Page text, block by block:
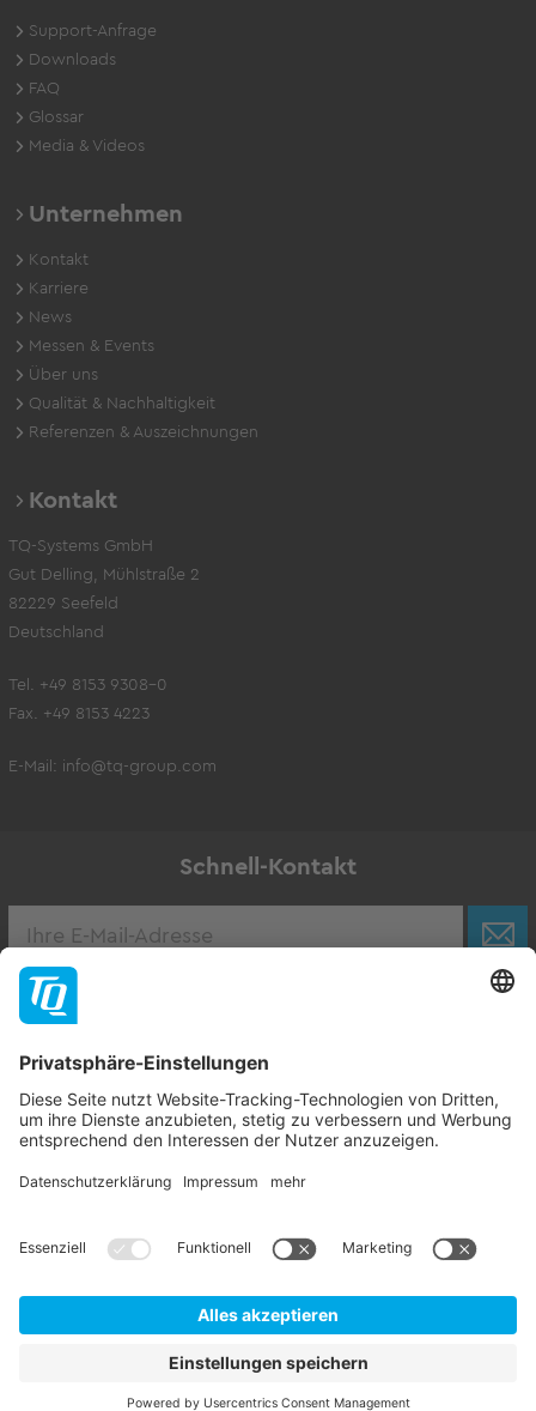
Support-Anfrage
Downloads
FAQ
Glossar
Media & Videos
Unternehmen
Kontakt
Karriere
News
Messen & Events
Über uns
Qualität & Nachhaltigkeit
Referenzen & Auszeichnungen
Kontakt
TQ-Systems GmbH
Gut Delling, Mühlstraße 2
82229 Seefeld
Deutschland
Tel. +49 8153 9308-0
Fax. +49 8153 4223
E-Mail: info@tq-group.com
Schnell-Kontakt
Zur Stellenbörse
Follow TQ-Group
Impressum AGB
Datenschutzhinweise
Hinweisgebersystem